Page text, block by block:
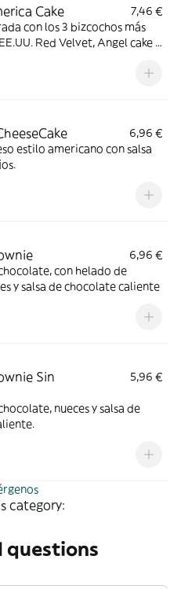
Cake
7,46 €
con los 3 bizcochos más
Red Velvet, Angel cake y
6,96 €
estilo americano con salsa
6,96 €
con helado de
y salsa de chocolate caliente
Sin
5,96 €
nueces y salsa de
category:
questions